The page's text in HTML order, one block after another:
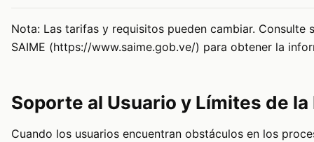
Nota: Las tarifas y requisitos pueden cambiar.
SAIME (https://www.saime.gob.ve/) para obtener la
Soporte al Usuario y Límites de
Cuando los usuarios encuentran obstáculos en los